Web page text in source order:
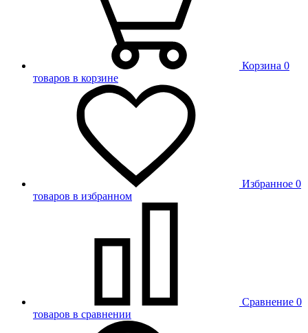
Корзина 0
товаров в корзине
Избранное 0
товаров в избранном
Сравнение 0
товаров в сравнении